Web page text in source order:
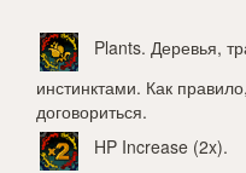
Plants. Деревья,
инстинктами. Как
договориться.
HP Increase (2x).